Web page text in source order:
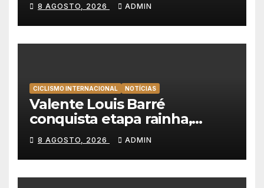
Mortágua
8 AGOSTO, 2026 ADMIN
CICLISMO INTERNACIONAL NOTÍCIAS
Valente Louis Barré
conquista etapa rainha,
Christian Scaroni é o novo
líder da Volta a Polónia
8 AGOSTO, 2026 ADMIN